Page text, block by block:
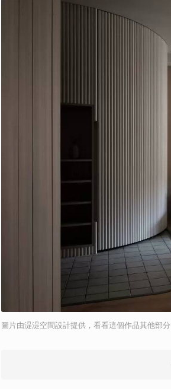
圖片由湜湜空間設計提供，看看這個作品其他部分